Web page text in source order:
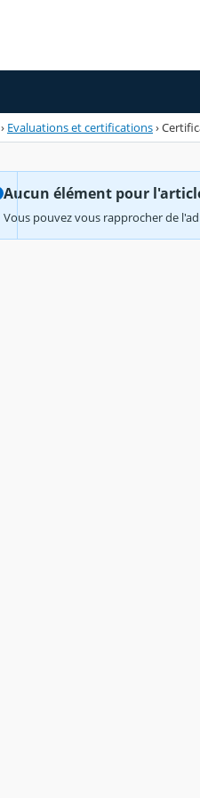
› Evaluations et certifications›
Aucun élément pour
Vous pouvez vous rapprocher de